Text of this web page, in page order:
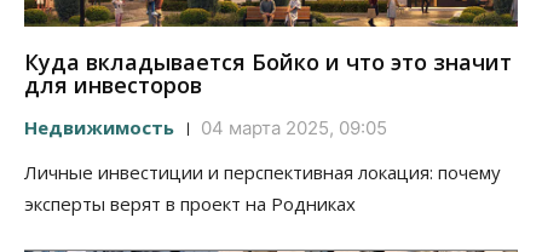
Куда вкладывается Бойко и что это значит
для инвесторов
Недвижимость 04 марта 2025, 09:05
Личные инвестиции и перспективная локация: почему
эксперты верят в проект на Родниках